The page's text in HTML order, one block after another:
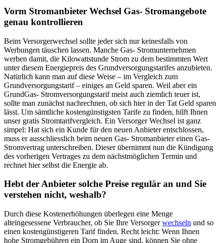
Vorm Stromanbieter Wechsel Gas- Stromangebote
genau kontrollieren
Beim Versorgerwechsel sollte jeder sich nur keinesfalls von
Werbungen täuschen lassen. Manche Gas- Stromunternehmen
werben damit, die Kilowattstunde Strom zu dem bestimmten Wert
unter diesem Energiepreis des Grundversorgungstarifes anzubieten.
Natürlich kann man auf diese Weise – im Vergleich zum
Grundversorgungstarif – einiges an Geld sparen. Weil aber ein
GrundGas- Stromversorgungstarif meist auch ziemlich teuer ist,
sollte man zunächst nachrechnen, ob sich hier in der Tat Geld sparen
lässt. Um sämtliche kostengünstigsten Tarife zu finden, hilft Ihnen
unser gratis Stromtarifvergleich. Ein Versorger Wechsel ist ganz
simpel: Hat sich ein Kunde für den neuen Anbieter entschlossen,
muss er ausschliesslich beim neuen Gas- Stromanbieter einen Gas-
Stromvertrag unterschreiben. Dieser übernimmt nun die Kündigung
des vorherigen Vertrages zu dem nächstmöglichen Termin und
rechnet hier selbst die Energie ab.
Hebt der Anbieter solche Preise regulär an und Sie
verstehen nicht, weshalb?
Durch diese Kostenerhöhungen überlegen eine Menge
alteingesessene Verbraucher, ob Sie Ihre Versorgerwechseln und so
einen kostengünstigeren Tarif finden. Recht leicht: Wenn Ihnen
hohe Stromgebühren ein Dorn im Auge sind, können Sie ohne